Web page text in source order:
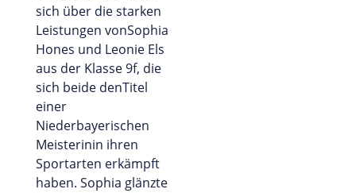
sich über die starken
Leistungen vonSophia
Hones und Leonie Els
aus der Klasse 9f, die
sich beide denTitel
einer
Niederbayerischen
Meisterinin ihren
Sportarten erkämpft
haben. Sophia glänzte